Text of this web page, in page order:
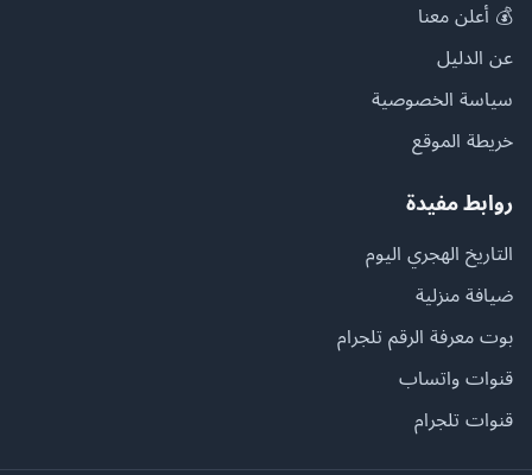
💰 أعلن معنا
عن الدليل
سياسة الخصوصية
خريطة الموقع
روابط مفيدة
التاريخ الهجري اليوم
ضيافة منزلية
بوت معرفة الرقم تلجرام
قنوات واتساب
قنوات تلجرام